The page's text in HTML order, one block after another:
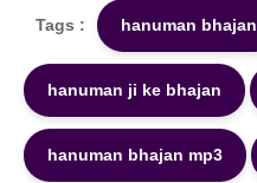
Tags : hanuman bhajan
hanuman ji ke bhajan
hanuman bhajan mp3